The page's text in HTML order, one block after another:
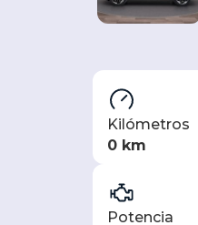
Kilómetros
0 km
Potencia